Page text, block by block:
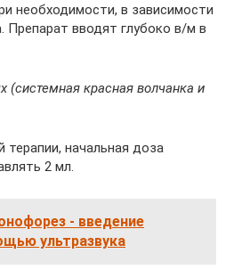
необходимости, в зависимости
Препарат вводят глубоко в/м в
(системная красная волчанка и
начальная доза
2 мл.
- введение
ультразвука